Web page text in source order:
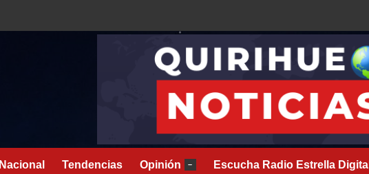
Nacional Tendencias Opinión – Escucha Radio Estrella Digital